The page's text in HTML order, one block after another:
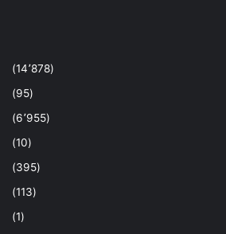
(14٬878)
(95)
(6٬955)
(10)
(395)
(113)
(1)